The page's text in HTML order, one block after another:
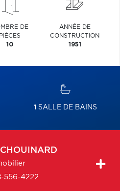
DE
PIÈCES
10
ANNÉE DE
CONSTRUCTION
1951
1 SALLE DE BAINS
CHOUINARD
556-4222